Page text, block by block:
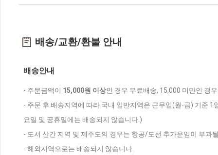
배송/교환/환불 안내
배송안내
- 주문금액이 15,000원 이상인 경우 무료배송, 15,000 미만인 경
- 주문 후 배송지역에 따라 국내 일반지역은 근무일(월-금) 기준
요일 및 공휴일에는 배송되지 않습니다.)
- 도서 산간 지역 및 제주도의 경우는 항공/도선 추가운임이 부과
- 해외지역으로는 배송되지 않습니다.